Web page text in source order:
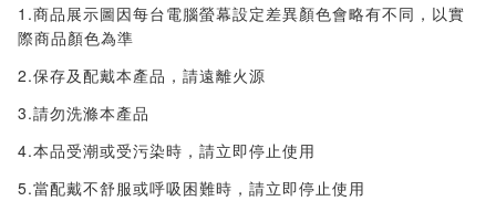
1.商品展示圖因每台電腦螢幕設定差異顏色會略有不同，以實
際商品顏色為準
2.保存及配戴本產品，請遠離火源
3.請勿洗滌本產品
4.本品受潮或受污染時，請立即停止使用
5.當配戴不舒服或呼吸困難時，請立即停止使用